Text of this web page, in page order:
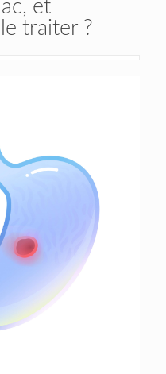
et
traiter ?